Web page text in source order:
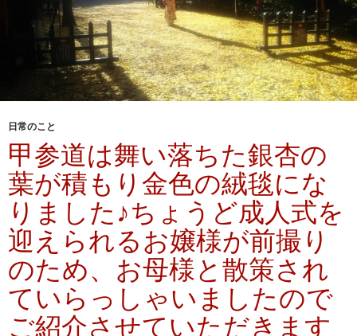
日常のこと
甲参道は舞い落ちた銀杏の
葉が積もり金色の絨毯にな
りました♪ちょうど成人式を
迎えられるお嬢様が前撮り
のため、お母様と散策され
ていらっしゃいましたので
ご紹介させていただきます